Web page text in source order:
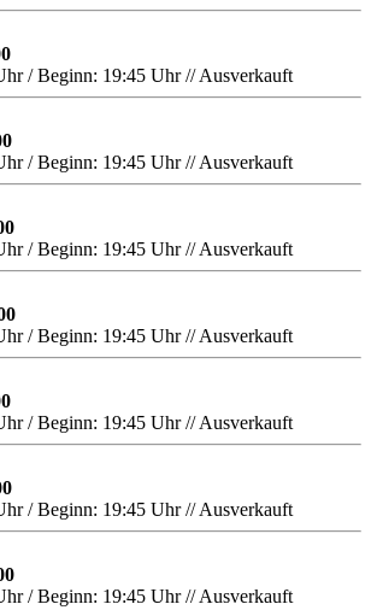
/ Beginn: 19:45 Uhr // Ausverkauft
/ Beginn: 19:45 Uhr // Ausverkauft
/ Beginn: 19:45 Uhr // Ausverkauft
/ Beginn: 19:45 Uhr // Ausverkauft
/ Beginn: 19:45 Uhr // Ausverkauft
/ Beginn: 19:45 Uhr // Ausverkauft
/ Beginn: 19:45 Uhr // Ausverkauft